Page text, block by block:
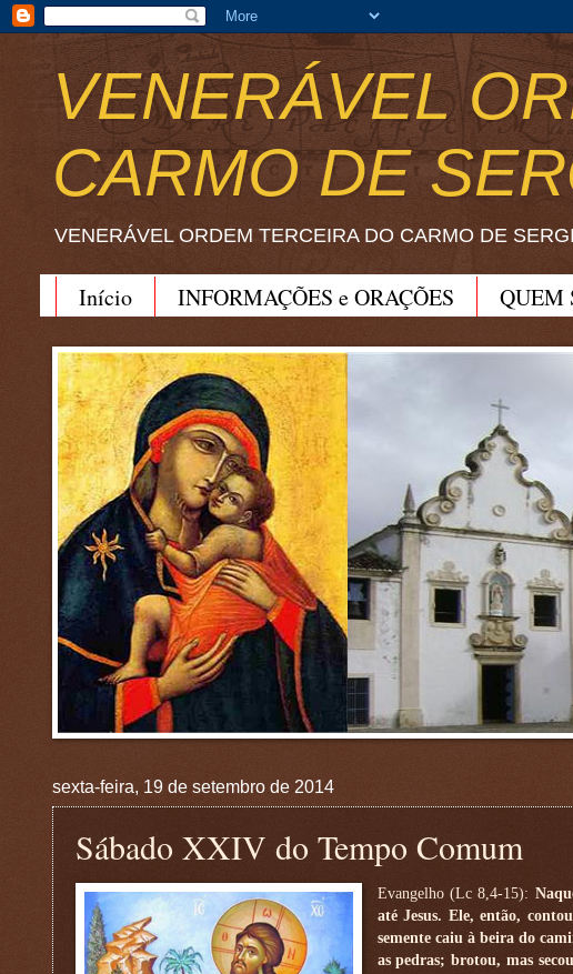
VENERÁVEL
CARMO DE
VENERÁVEL ORDEM TERCEIRA DO CARMO DE
Início INFORMAÇÕES e ORAÇÕES QUEM
sexta-feira, 19 de setembro de 2014
Sábado XXIV do Tempo Comum
Evangelho (Lc 8,4-15):
até Jesus. Ele, então,
semente caiu à beira do
as pedras; brotou, mas